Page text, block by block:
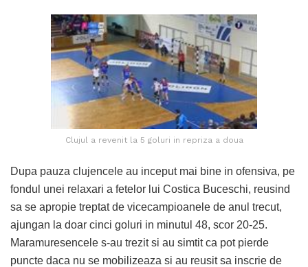
Clujul a revenit la 5 goluri in repriza a doua
Dupa pauza clujencele au inceput mai bine in ofensiva, pe
fondul unei relaxari a fetelor lui Costica Buceschi, reusind
sa se apropie treptat de vicecampioanele de anul trecut,
ajungan la doar cinci goluri in minutul 48, scor 20-25.
Maramuresencele s-au trezit si au simtit ca pot pierde
puncte daca nu se mobilizeaza si au reusit sa inscrie de